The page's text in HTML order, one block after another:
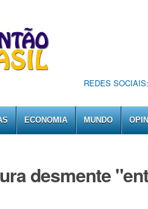
REDES SOCIAIS:
ECONOMIA MUNDO
desmente